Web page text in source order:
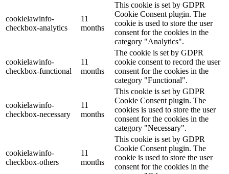
cookielawinfo-
checkbox-analytics
11
months
This cookie is set by GDPR
Cookie Consent plugin. The
cookie is used to store the user
consent for the cookies in the
category "Analytics".
cookielawinfo-
checkbox-functional
11
months
The cookie is set by GDPR
cookie consent to record the user
consent for the cookies in the
category "Functional".
cookielawinfo-
checkbox-necessary
11
months
This cookie is set by GDPR
Cookie Consent plugin. The
cookies is used to store the user
consent for the cookies in the
category "Necessary".
cookielawinfo-
checkbox-others
11
months
This cookie is set by GDPR
Cookie Consent plugin. The
cookie is used to store the user
consent for the cookies in the